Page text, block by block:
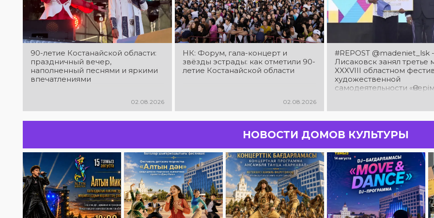
90-летие Костанайской области:
праздничный вечер,
наполненный песнями и яркими
впечатлениями
02.08.2026
НК: Форум, гала-концерт и
звёзды эстрады: как отметили 90-
летие Костанайской области
02.08.2026
#REPOST @madeniet_lsk
Лисаковск занял третье
XXXVIII областном
художественной
самодеятельности
летия Костанайской
искренне поздравляем
работников культуры и
исполнителей нашего
которые трудились с
самоотдачей!
НОВОСТИ ДОМОВ КУЛЬТУРЫ